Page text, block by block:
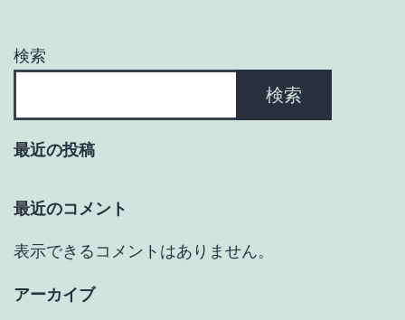
ョ
検索
検索
最近の投稿
最近のコメント
表示できるコメントはありません。
アーカイブ